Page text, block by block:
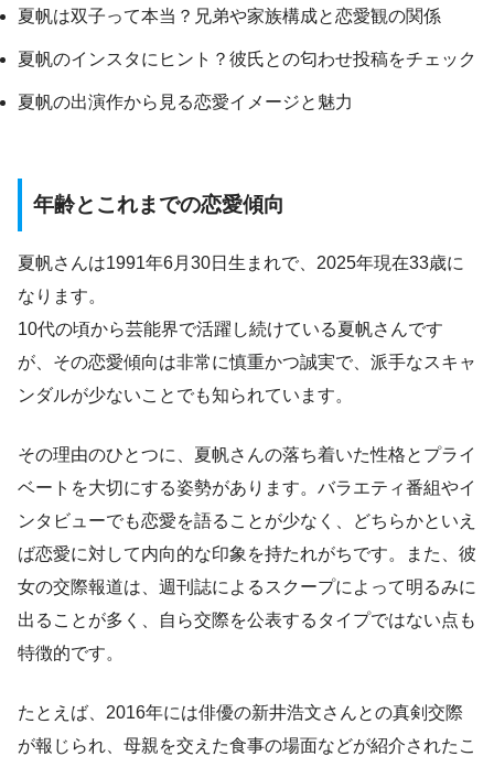
夏帆は双子って本当？兄弟や家族構成と恋愛観の関係
夏帆のインスタにヒント？彼氏との匂わせ投稿をチェック
夏帆の出演作から見る恋愛イメージと魅力
年齢とこれまでの恋愛傾向
夏帆さんは1991年6月30日生まれで、2025年現在33歳に
なります。
10代の頃から芸能界で活躍し続けている夏帆さんです
が、その恋愛傾向は非常に慎重かつ誠実で、派手なスキャ
ンダルが少ないことでも知られています。
その理由のひとつに、夏帆さんの落ち着いた性格とプライ
ベートを大切にする姿勢があります。バラエティ番組やイ
ンタビューでも恋愛を語ることが少なく、どちらかといえ
ば恋愛に対して内向的な印象を持たれがちです。また、彼
女の交際報道は、週刊誌によるスクープによって明るみに
出ることが多く、自ら交際を公表するタイプではない点も
特徴的です。
たとえば、2016年には俳優の新井浩文さんとの真剣交際
が報じられ、母親を交えた食事の場面などが紹介されたこ